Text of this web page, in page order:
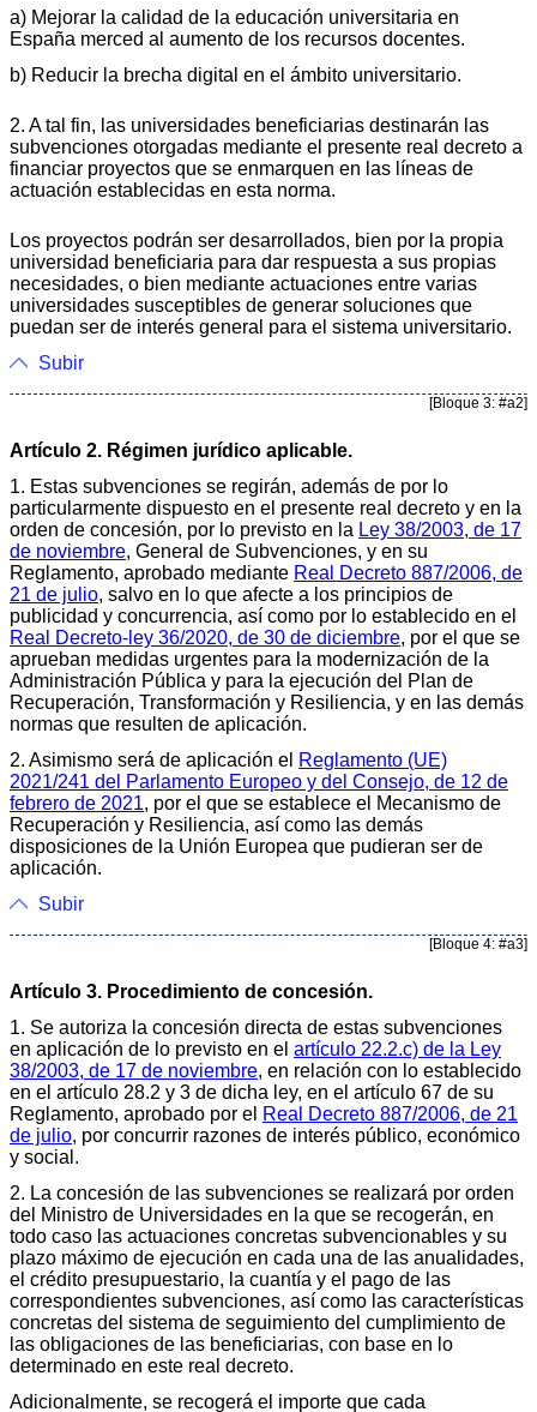
a) Mejorar la calidad de la educación universitaria en
España merced al aumento de los recursos docentes.
b) Reducir la brecha digital en el ámbito universitario.
2. A tal fin, las universidades beneficiarias destinarán las
subvenciones otorgadas mediante el presente real decreto a
financiar proyectos que se enmarquen en las líneas de
actuación establecidas en esta norma.
Los proyectos podrán ser desarrollados, bien por la propia
universidad beneficiaria para dar respuesta a sus propias
necesidades, o bien mediante actuaciones entre varias
universidades susceptibles de generar soluciones que
puedan ser de interés general para el sistema universitario.
Subir
[Bloque 3: #a2]
Artículo 2. Régimen jurídico aplicable.
1. Estas subvenciones se regirán, además de por lo
particularmente dispuesto en el presente real decreto y en la
orden de concesión, por lo previsto en la Ley 38/2003, de 17
de noviembre, General de Subvenciones, y en su
Reglamento, aprobado mediante Real Decreto 887/2006, de
21 de julio, salvo en lo que afecte a los principios de
publicidad y concurrencia, así como por lo establecido en el
Real Decreto-ley 36/2020, de 30 de diciembre, por el que se
aprueban medidas urgentes para la modernización de la
Administración Pública y para la ejecución del Plan de
Recuperación, Transformación y Resiliencia, y en las demás
normas que resulten de aplicación.
2. Asimismo será de aplicación el Reglamento (UE)
2021/241 del Parlamento Europeo y del Consejo, de 12 de
febrero de 2021, por el que se establece el Mecanismo de
Recuperación y Resiliencia, así como las demás
disposiciones de la Unión Europea que pudieran ser de
aplicación.
Subir
[Bloque 4: #a3]
Artículo 3. Procedimiento de concesión.
1. Se autoriza la concesión directa de estas subvenciones
en aplicación de lo previsto en el artículo 22.2.c) de la Ley
38/2003, de 17 de noviembre, en relación con lo establecido
en el artículo 28.2 y 3 de dicha ley, en el artículo 67 de su
Reglamento, aprobado por el Real Decreto 887/2006, de 21
de julio, por concurrir razones de interés público, económico
y social.
2. La concesión de las subvenciones se realizará por orden
del Ministro de Universidades en la que se recogerán, en
todo caso las actuaciones concretas subvencionables y su
plazo máximo de ejecución en cada una de las anualidades,
el crédito presupuestario, la cuantía y el pago de las
correspondientes subvenciones, así como las características
concretas del sistema de seguimiento del cumplimiento de
las obligaciones de las beneficiarias, con base en lo
determinado en este real decreto.
Adicionalmente, se recogerá el importe que cada